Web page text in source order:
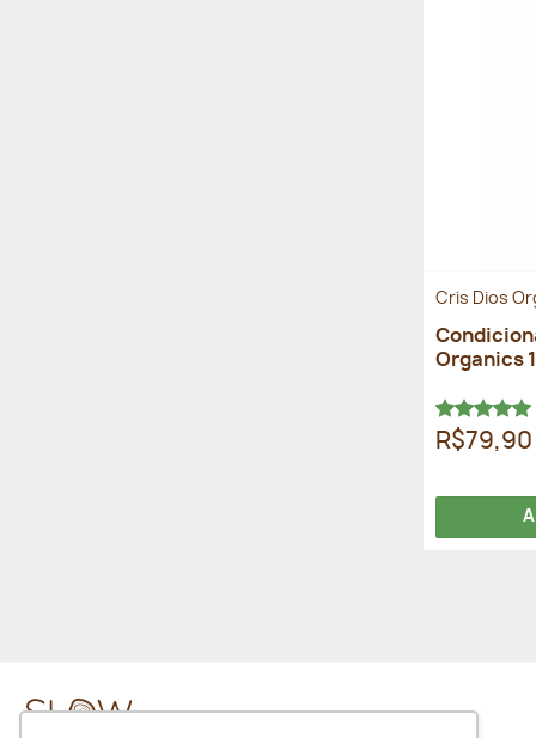
Cris Dios
Organics
Avaliação
5.00
de 5
R$79,90